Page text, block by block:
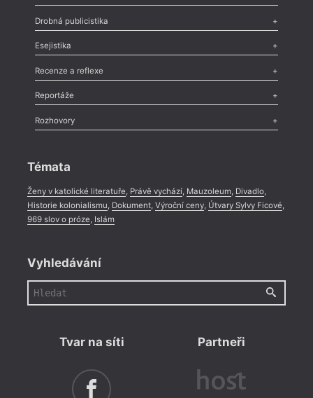
Poezie,Próza,Dokumenty
Drobná publicistika
Odlesk
Nekrolog,Glosa,Sloupek,Pozvánka,Literární soutěž,
Esejistika
Esej , Pádlo,Úvaha
Recenze a reflexe
Recenze
Méně slov o próze,Celá rubrika
Reportáže
Literární zítřky
Celá rubrika
Rozhovory
Témata
Ženy v katolické literatuře Právě vychází, Mauzoleum, Divadlo,
Historie kolonialismu Dokument, Výroční ceny, Útvary Sylvy Ficové
969 slov o próze Islám
Vyhledávání
Tvar na síti Partneři